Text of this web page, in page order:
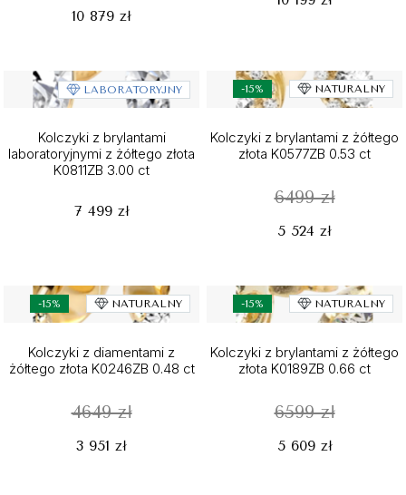
10 879 zł
LABORATORYJNY
Kolczyki z brylantami
laboratoryjnymi z żółtego złota
K0811ZB 3.00 ct
7 499 zł
-15% NATURALNY
Kolczyki z brylantami z żółtego
złota K0577ZB 0.53 ct
6499 zł
5 524 zł
-15% NATURALNY
Kolczyki z diamentami z
żółtego złota K0246ZB 0.48 ct
4649 zł
3 951 zł
-15% NATURALNY
Kolczyki z brylantami z żółtego
złota K0189ZB 0.66 ct
6599 zł
5 609 zł